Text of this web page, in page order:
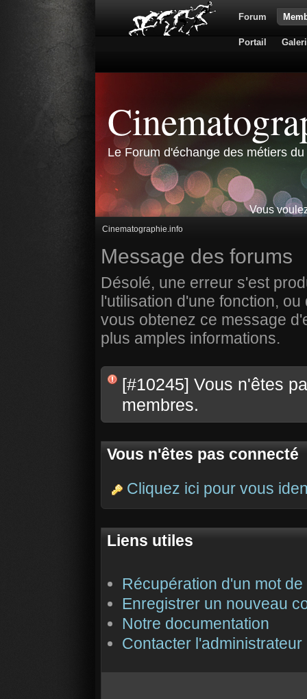
Forum
Portail
Le Forum d'échange des métiers
Vous
Cinematographie.info
Message des forums
Désolé, une erreur s'est
l'utilisation d'une fonction,
vous obtenez ce message
plus amples informations.
[#10245] Vous n'êtes
membres.
Vous n'êtes pas connecté
Cliquez ici pour vous
Liens utiles
Récupération d'un mot
Enregistrer un nouveau
Notre documentation
Contacter